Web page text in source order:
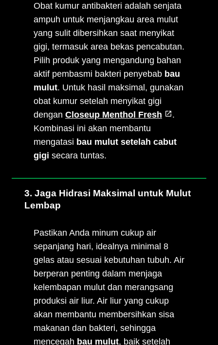
Obat kumur antibakteri adalah senjata
ampuh untuk menjangkau area mulut
yang sulit dibersihkan saat menyikat
gigi, termasuk area bekas pencabutan.
Pilih produk yang mengandung bahan
aktif pembasmi bakteri penyebab bau
mulut. Untuk hasil maksimal, gunakan
obat kumur setelah menyikat gigi
dengan Closeup Menthol Fresh
.
Kombinasi ini akan membantu
mengatasi bau mulut setelah cabut
gigi secara tuntas.
3. Jaga Hidrasi Maksimal untuk Mulut
Lembap
Pastikan Anda minum cukup air
sepanjang hari, idealnya minimal 8
gelas atau sesuai kebutuhan tubuh. Air
berperan penting dalam menjaga
kelembapan mulut dan merangsang
produksi air liur. Air liur yang cukup
akan membantu membersihkan sisa
makanan dan bakteri, sehingga
mencegah bau mulut, baik setelah